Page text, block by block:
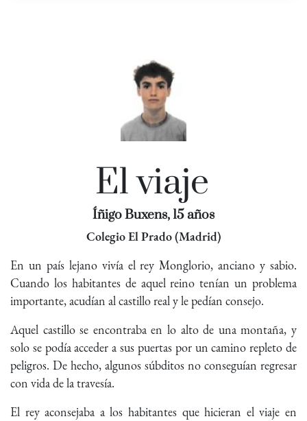
El viaje
Íñigo Buxens, 15 años
Colegio El Prado (Madrid)
En un país lejano vivía el rey Monglorio, anciano y sabio.
Cuando los habitantes de aquel reino tenían un problema
importante, acudían al castillo real y le pedían consejo.
Aquel castillo se encontraba en lo alto de una montaña, y
solo se podía acceder a sus puertas por un camino repleto de
peligros. De hecho, algunos súbditos no conseguían regresar
con vida de la travesía.
El rey aconsejaba a los habitantes que hicieran el viaje en